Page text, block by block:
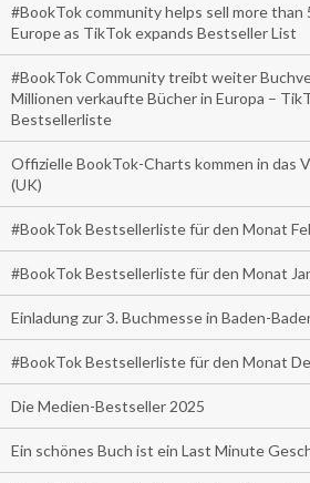
#BookTok community helps sell more than
Europe as TikTok expands Bestseller List
#BookTok Community treibt weiter
Millionen verkaufte Bücher in Europa –
Bestsellerliste
Offizielle BookTok-Charts kommen in das
(UK)
#BookTok Bestsellerliste für den Monat
#BookTok Bestsellerliste für den Monat
Einladung zur 3. Buchmesse in Baden-
#BookTok Bestsellerliste für den Monat
Die Medien-Bestseller 2025
Ein schönes Buch ist ein Last Minute